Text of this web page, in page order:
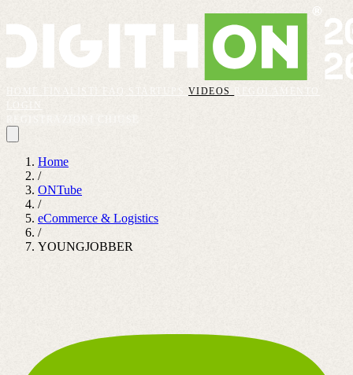
VIDEOS
REGOLAMENTO
Home
/
ONTube
/
eCommerce & Logistics
/
YOUNGJOBBER